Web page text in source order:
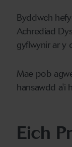
Byddwch
Achrediad
gyflwynir ar y
Mae pob
hansawdd a'i
Eich